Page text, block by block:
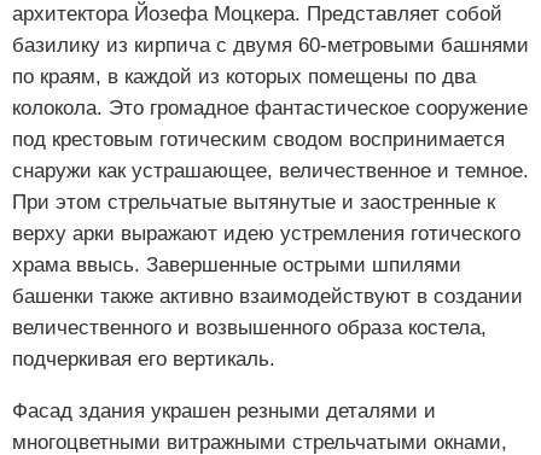
архитектора Йозефа Моцкера. Представляет собой
базилику из кирпича с двумя 60-метровыми башнями
по краям, в каждой из которых помещены по два
колокола. Это громадное фантастическое сооружение
под крестовым готическим сводом воспринимается
снаружи как устрашающее, величественное и темное.
При этом стрельчатые вытянутые и заостренные к
верху арки выражают идею устремления готического
храма ввысь. Завершенные острыми шпилями
башенки также активно взаимодействуют в создании
величественного и возвышенного образа костела,
подчеркивая его вертикаль.
Фасад здания украшен резными деталями и
многоцветными витражными стрельчатыми окнами,